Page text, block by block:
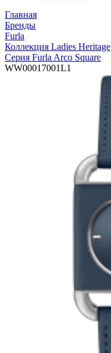
Главная
Бренды
Furla
Коллекция Ladies Heritage
Серия Furla Arco Square
WW00017001L1